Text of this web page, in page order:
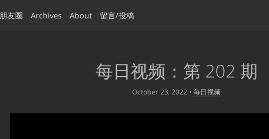
朋友圈 Archives About 留言/投稿
每日视频：第 202 期
October 23, 2022 • 每日视频